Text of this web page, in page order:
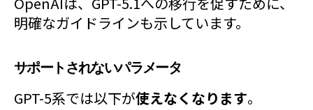
明確なガイドラインも示しています。
サポートされないパラメータ
GPT-5系では以下が使えなくなります。